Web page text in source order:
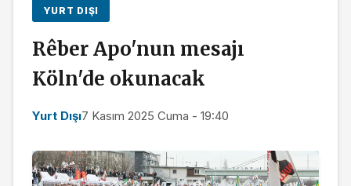
YURT DIŞI
Rêber Apo'nun mesajı
Köln'de okunacak
Yurt Dışı7 Kasım 2025 Cuma - 19:40